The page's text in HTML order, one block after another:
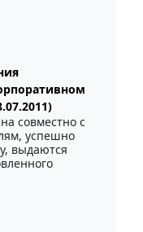
совместно с
успешно
выдаются